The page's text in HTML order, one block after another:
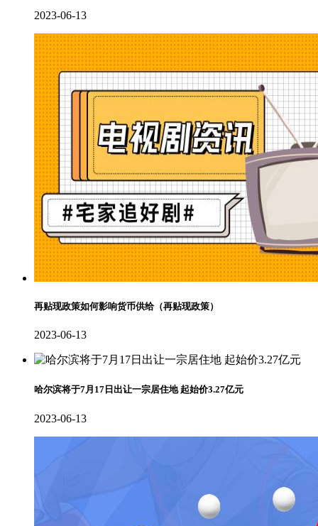
2023-06-13
再贴现政策如何影响货币供给（再贴现政策）
2023-06-13
哈尔滨将于7月17日出让一宗居住地 起始价3.27亿元
2023-06-13